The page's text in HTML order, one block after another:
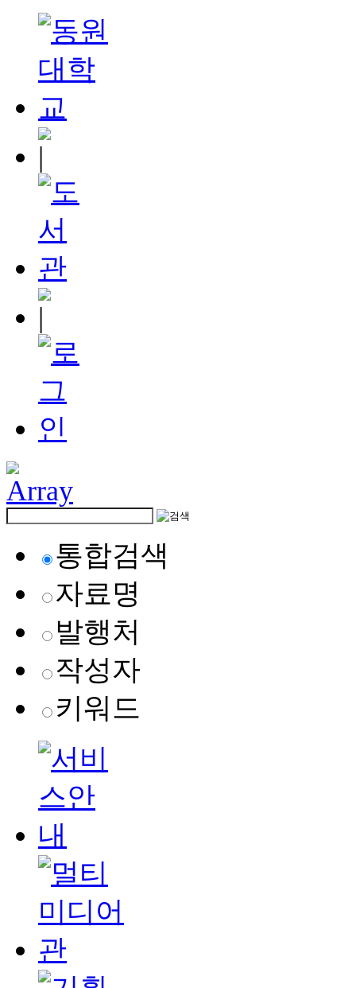
통합검색
자료명
발행처
작성자
키워드